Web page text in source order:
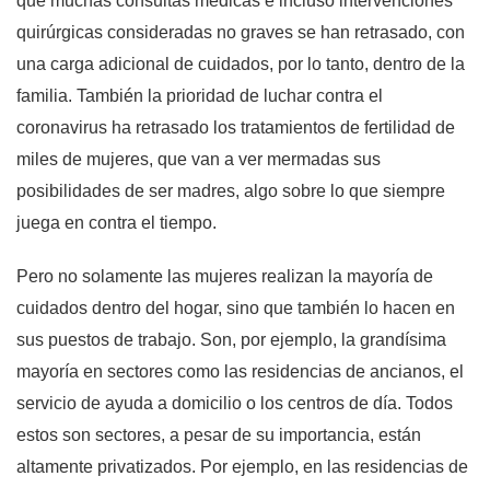
quirúrgicas consideradas no graves se han retrasado, con
una carga adicional de cuidados, por lo tanto, dentro de la
familia. También la prioridad de luchar contra el
coronavirus ha retrasado los tratamientos de fertilidad de
miles de mujeres, que van a ver mermadas sus
posibilidades de ser madres, algo sobre lo que siempre
juega en contra el tiempo.
Pero no solamente las mujeres realizan la mayoría de
cuidados dentro del hogar, sino que también lo hacen en
sus puestos de trabajo. Son, por ejemplo, la grandísima
mayoría en sectores como las residencias de ancianos, el
servicio de ayuda a domicilio o los centros de día. Todos
estos son sectores, a pesar de su importancia, están
altamente privatizados. Por ejemplo, en las residencias de